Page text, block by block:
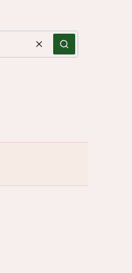
WyczyśćSzukaj
w koszyku: 0. Zobacz